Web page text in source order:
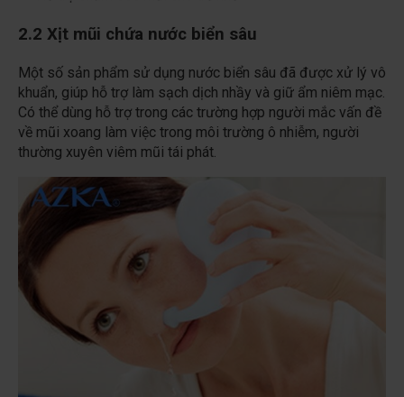
2.2 Xịt mũi chứa nước biển sâu
Một số sản phẩm sử dụng nước biển sâu đã được xử lý vô
khuẩn, giúp hỗ trợ làm sạch dịch nhầy và giữ ẩm niêm mạc.
Có thể dùng hỗ trợ trong các trường hợp người mắc vấn đề
về mũi xoang làm việc trong môi trường ô nhiễm, người
thường xuyên viêm mũi tái phát.